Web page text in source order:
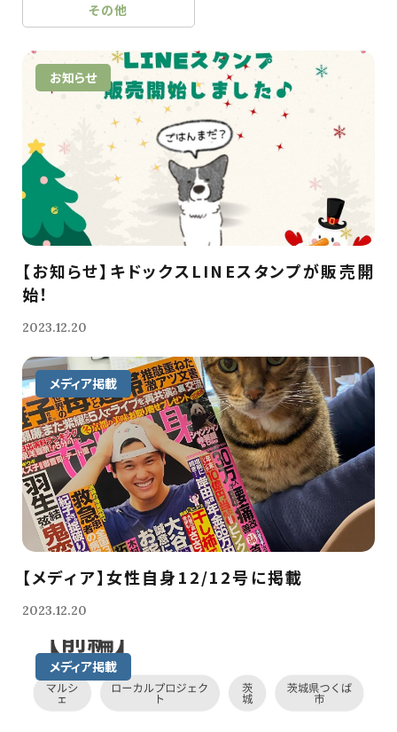
その他
お知らせ
【お知らせ】キドックスLINEスタンプが販売開
始！
2023.12.20
メディア掲載
【メディア】女性自身12/12号に掲載
2023.12.20
メディア掲載